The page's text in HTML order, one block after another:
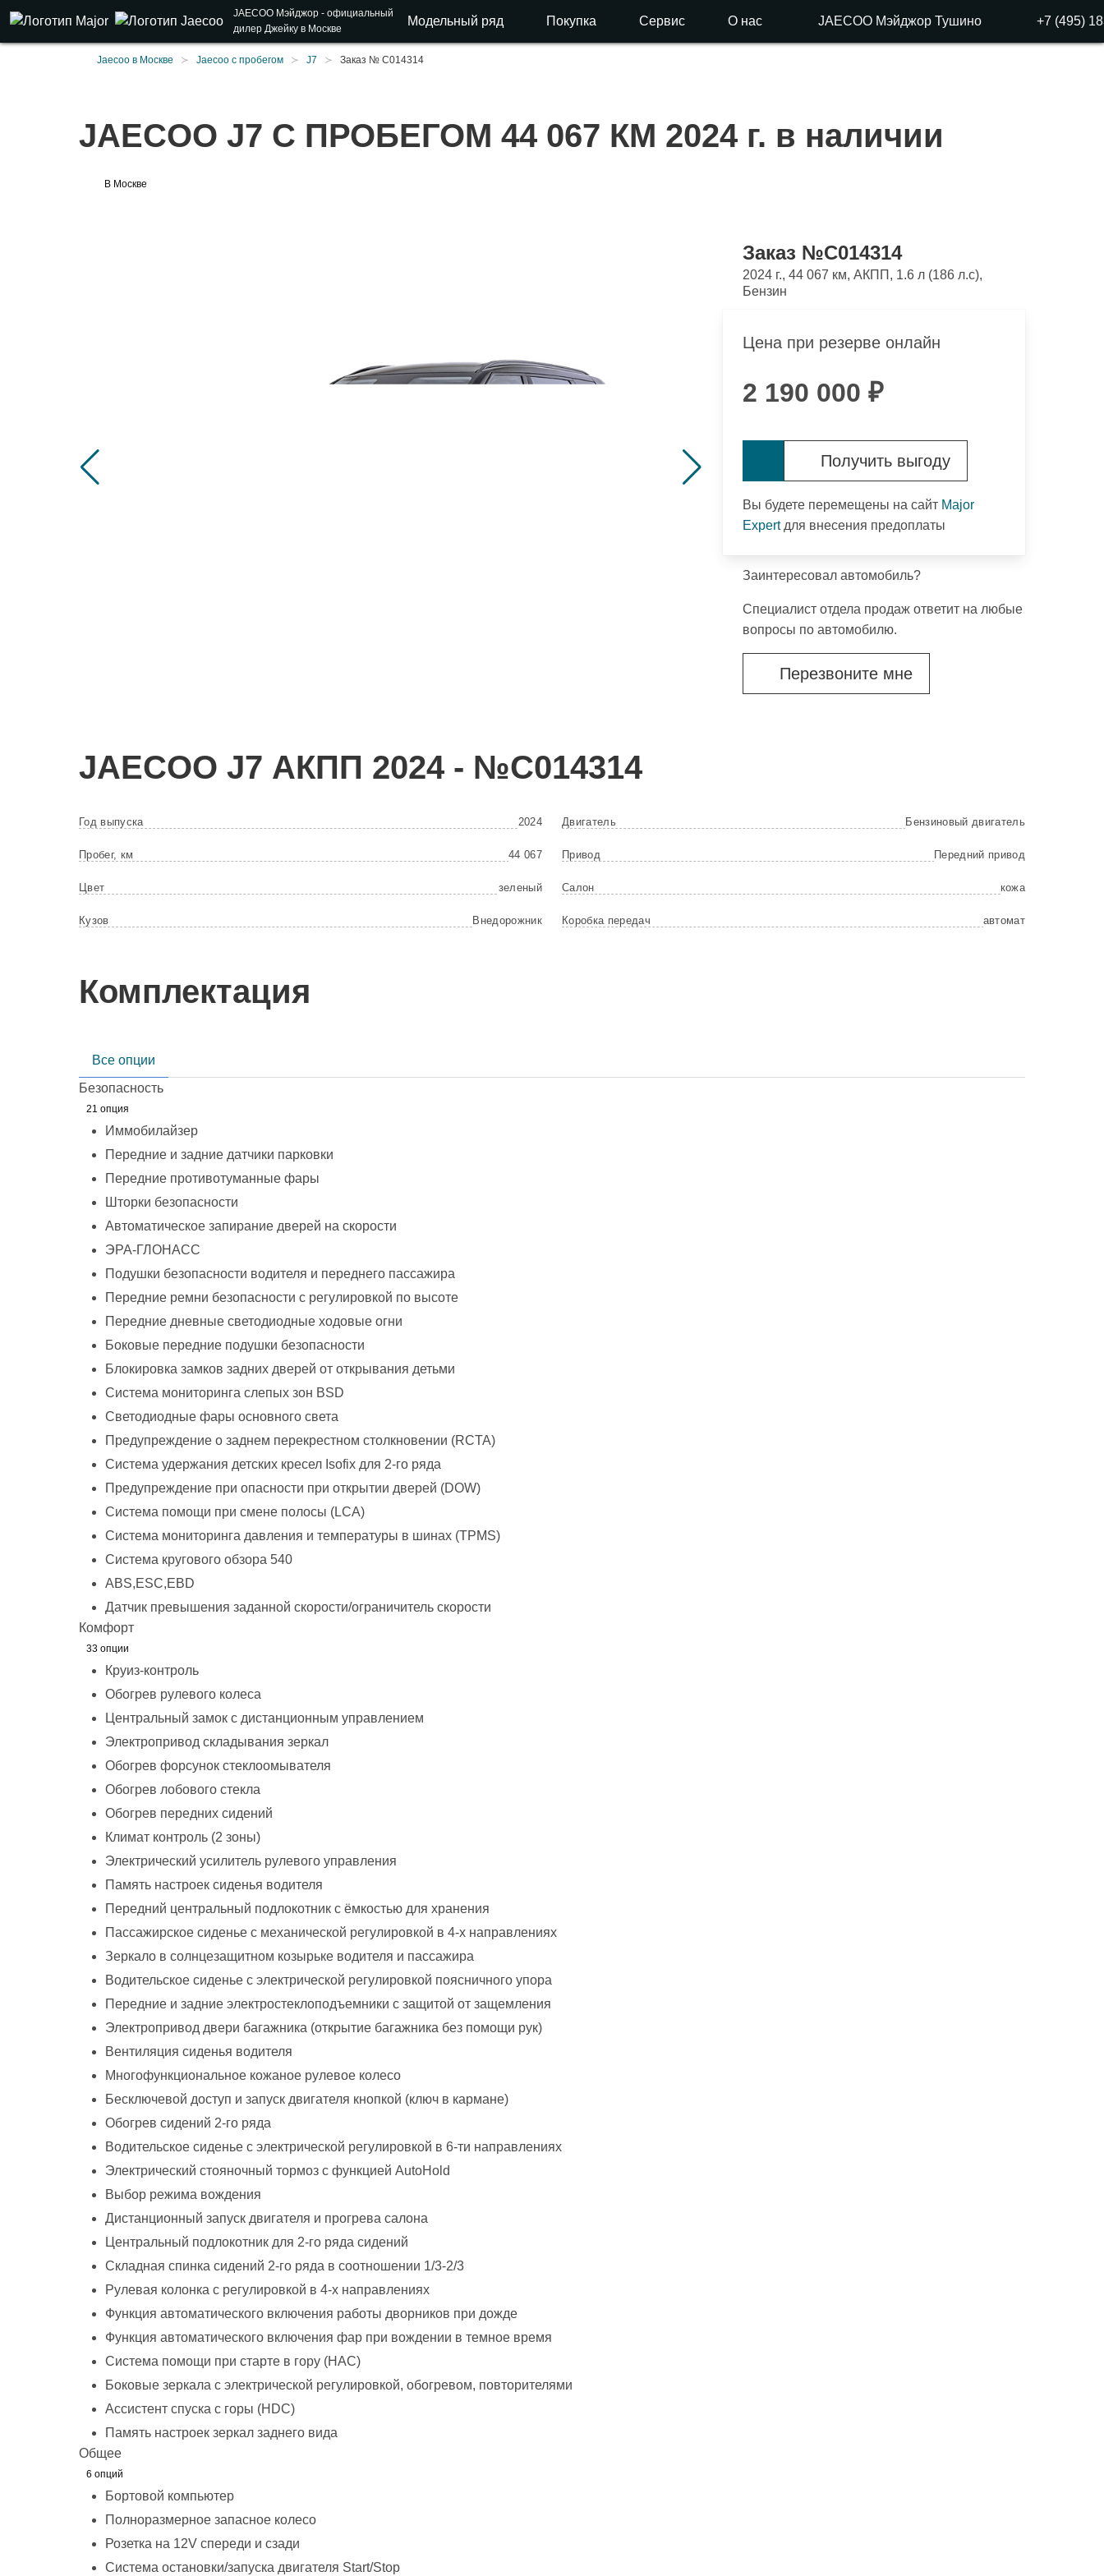
JAECOO Мэйджор - официальный
дилер Джейку в Москве
Модельный ряд Покупка Сервис О нас JAECOO Мэйджор Тушино +7 (495)
Jaecoo в Москве Jaecoo с пробегом J7 Заказ № C014314
JAECOO J7 С ПРОБЕГОМ 44 067 КМ 2024 г. в наличии
В Москве
Заказ №C014314
2024 г., 44 067 км, АКПП, 1.6 л (186 л.с),
Бензин
Цена при резерве онлайн
2 190 000 ₽
Получить выгоду
Вы будете перемещены на сайт Major
Expertдля внесения предоплаты
Заинтересовал автомобиль?
Специалист отдела продаж ответит на любые
вопросы по автомобилю.
Перезвоните мне
JAECOO J7 АКПП 2024 - №C014314
Год выпуска 2024
Пробег, км 44 067
Цвет зеленый
Кузов Внедорожник
Двигатель Бензиновый двигатель
Привод Передний привод
Салон кожа
Коробка передач автомат
Комплектация
Все опции
Безопасность
21 опция
Иммобилайзер
Передние и задние датчики парковки
Передние противотуманные фары
Шторки безопасности
Автоматическое запирание дверей на скорости
ЭРА-ГЛОНАСС
Подушки безопасности водителя и переднего пассажира
Передние ремни безопасности с регулировкой по высоте
Передние дневные светодиодные ходовые огни
Боковые передние подушки безопасности
Блокировка замков задних дверей от открывания детьми
Система мониторинга слепых зон BSD
Светодиодные фары основного света
Предупреждение о заднем перекрестном столкновении (RCTA)
Система удержания детских кресел Isofix для 2-го ряда
Предупреждение при опасности при открытии дверей (DOW)
Система помощи при смене полосы (LCA)
Система мониторинга давления и температуры в шинах (TPMS)
Система кругового обзора 540
ABS,ESC,EBD
Датчик превышения заданной скорости/ограничитель скорости
Комфорт
33 опции
Круиз-контроль
Обогрев рулевого колеса
Центральный замок с дистанционным управлением
Электропривод складывания зеркал
Обогрев форсунок стеклоомывателя
Обогрев лобового стекла
Обогрев передних сидений
Климат контроль (2 зоны)
Электрический усилитель рулевого управления
Память настроек сиденья водителя
Передний центральный подлокотник с ёмкостью для хранения
Пассажирское сиденье с механической регулировкой в 4-х направлениях
Зеркало в солнцезащитном козырьке водителя и пассажира
Водительское сиденье с электрической регулировкой поясничного упора
Передние и задние электростеклоподъемники с защитой от защемления
Электропривод двери багажника (открытие багажника без помощи рук)
Вентиляция сиденья водителя
Многофункциональное кожаное рулевое колесо
Бесключевой доступ и запуск двигателя кнопкой (ключ в кармане)
Обогрев сидений 2-го ряда
Водительское сиденье с электрической регулировкой в 6-ти направлениях
Электрический стояночный тормоз с функцией AutoHold
Выбор режима вождения
Дистанционный запуск двигателя и прогрева салона
Центральный подлокотник для 2-го ряда сидений
Складная спинка сидений 2-го ряда в соотношении 1/3-2/3
Рулевая колонка с регулировкой в 4-х направлениях
Функция автоматического включения работы дворников при дожде
Функция автоматического включения фар при вождении в темное время
Система помощи при старте в гору (HAC)
Боковые зеркала с электрической регулировкой, обогревом, повторителями
Ассистент спуска с горы (HDC)
Память настроек зеркал заднего вида
Общее
6 опций
Бортовой компьютер
Полноразмерное запасное колесо
Розетка на 12V спереди и сзади
Система остановки/запуска двигателя Start/Stop